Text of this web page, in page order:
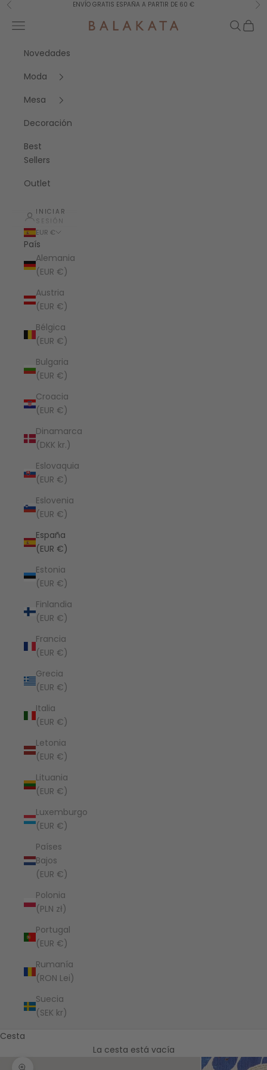
Ir al contenido
Anterior ENVÍO GRATIS ESPAÑA A PARTIR DE 60 €
Balakata España
Menú Buscar
Cesta
Novedades
Moda
Mesa
Decoración
Best
Sellers
Outlet
INICIAR
SESIÓN
EUR €
País
Alemania
(EUR €)
Austria
(EUR €)
Bélgica
(EUR €)
Bulgaria
(EUR €)
Croacia
(EUR €)
Dinamarca
(DKK kr.)
Eslovaquia
(EUR €)
Eslovenia
(EUR €)
España
(EUR €)
Estonia
(EUR €)
Finlandia
(EUR €)
Francia
(EUR €)
Grecia
(EUR €)
Italia
(EUR €)
Letonia
(EUR €)
Lituania
(EUR €)
Luxemburgo
(EUR €)
Países
Bajos
(EUR €)
Polonia
(PLN zł)
Portugal
(EUR €)
Rumanía
(RON Lei)
Suecia
(SEK kr)
Cesta
La cesta está vacía